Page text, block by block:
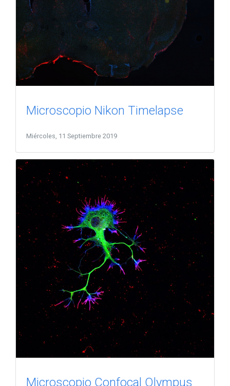
Microscopio Nikon Timelapse
Miércoles, 11 Septiembre 2019
Microscopio Confocal Olympus